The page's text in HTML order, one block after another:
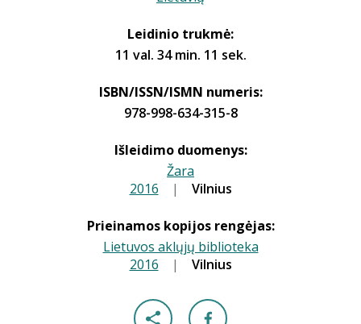
Leidinio trukmė:
11 val. 34 min. 11 sek.
ISBN/ISSN/ISMN numeris:
978-998-634-315-8
Išleidimo duomenys:
Žara
2016 | Vilnius
Prieinamos kopijos rengėjas:
Lietuvos aklųjų biblioteka
2016 | Vilnius